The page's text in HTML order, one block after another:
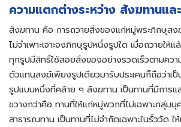
ความแตกต่างระหว่าง สังฆทานแ
สังฆทาน คือ การถวายสิ่งของแก่หมู่พระภิกษุสง
ไม่จำเพาะเจาะจงภิกษุรูปหนึ่งรูปใด เมื่อถวายให้
ทุกรูปมีสิทธิ์ใช้สอยสิ่งของอย่างรวดเร็วตามคว
ตัวแทนสงฆ์เพียงรูปเดียวมารับประเคนก็ถือว่าเ
รูปแบบหนึ่งที่คล้าย ๆ สังฆทาน เป็นทานที่มีการแ
ขวางกว่าคือ ทานที่ให้แก่หมู่พวกที่ไม่เฉพาะกลุ่ม
สาธารณทาน เป็นทานที่ไม่จำกัดเฉพาะในรั้ววัด ใ